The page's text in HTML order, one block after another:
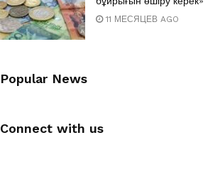
11 МЕСЯЦЕВ AGO
Popular News
Connect with us